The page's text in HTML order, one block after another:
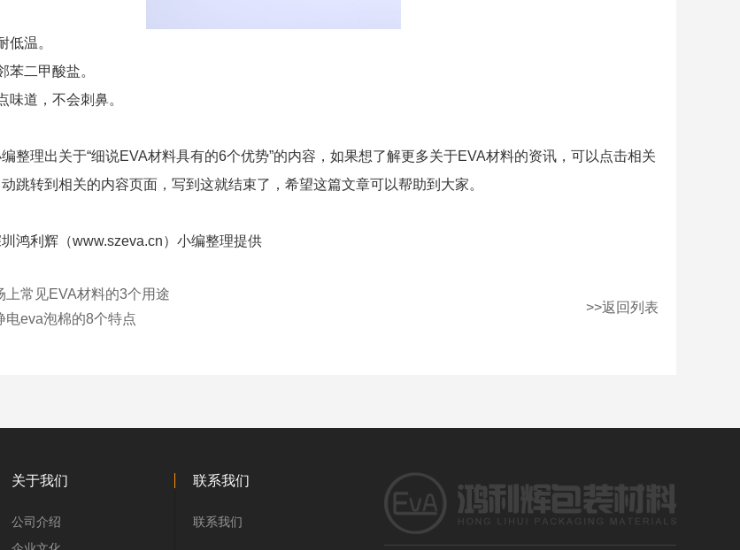
低温。
苯二甲酸盐。
味道，不会刺鼻。
整理出关于“细说EVA材料具有的6个优势”的内容，如果想了解更多关于EVA材料的资讯，可以点击相关
跳转到相关的内容页面，写到这就结束了，希望这篇文章可以帮助到大家。
鸿利辉（www.szeva.cn）小编整理提供
上常见EVA材料的3个用途
电eva泡棉的8个特点
>>返回列表
关于我们
公司介绍
联系我们
联系我们